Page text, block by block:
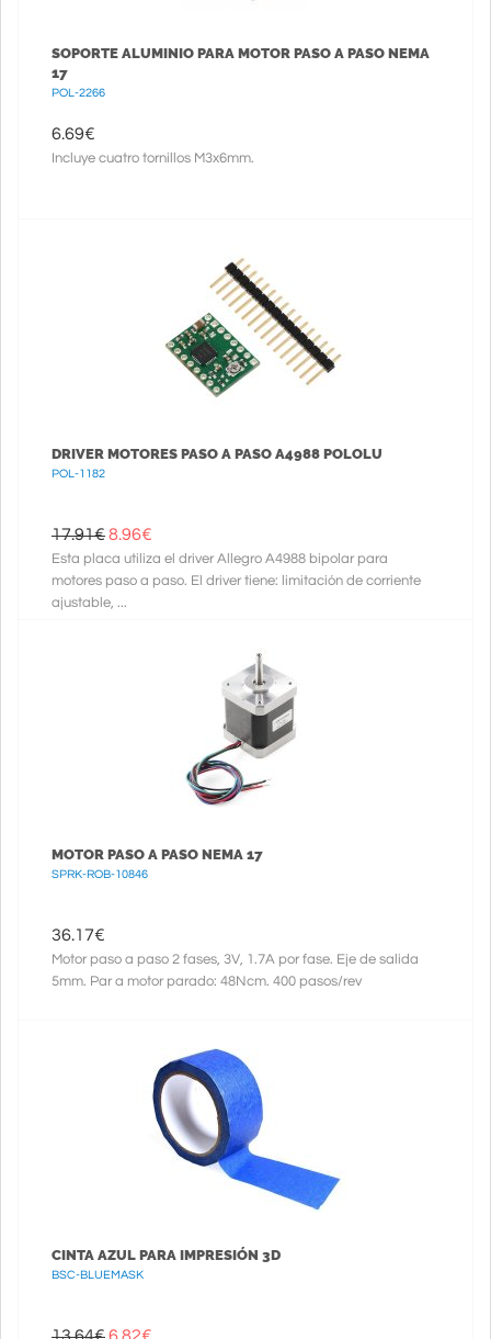
SOPORTE ALUMINIO PARA MOTOR PASO A PASO NEMA
17
POL-2266
6.69€
Incluye cuatro tornillos M3x6mm.
DRIVER MOTORES PASO A PASO A4988 POLOLU
POL-1182
17.91€8.96€
Esta placa utiliza el driver Allegro A4988 bipolar para
motores paso a paso. El driver tiene: limitación de corriente
ajustable, ...
MOTOR PASO A PASO NEMA 17
SPRK-ROB-10846
36.17€
Motor paso a paso 2 fases, 3V, 1.7A por fase. Eje de salida
5mm. Par a motor parado: 48Ncm. 400 pasos/rev
CINTA AZUL PARA IMPRESIÓN 3D
BSC-BLUEMASK